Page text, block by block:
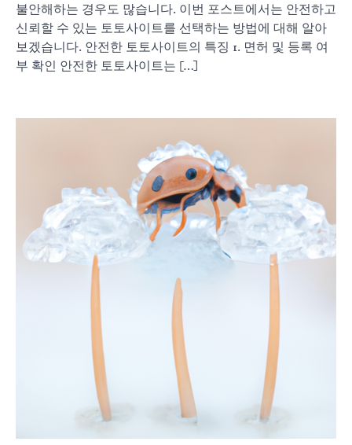
불안해하는 경우도 많습니다. 이번 포스트에서는 안전하고
신뢰할 수 있는 토토사이트를 선택하는 방법에 대해 알아
보겠습니다. 안전한 토토사이트의 특징 1. 면허 및 등록 여
부 확인 안전한 토토사이트는 […]